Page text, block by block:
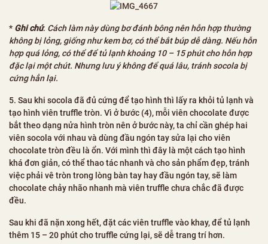
* Ghi chú: Cách làm này dùng bơ đánh bông nên hỗn hợp thường
không bị lỏng, giống như kem bơ, có thể bắt búp dễ dàng. Nếu hỗn
hợp quá lỏng, có thể để tủ lạnh khoảng 10 – 15 phút cho hỗn hợp
đặc lại một chút. Nhưng lưu ý không để quá lâu, tránh socola bị
cứng hẳn lại.
5. Sau khi socola đã đủ cứng để tạo hình thì lấy ra khỏi tủ lạnh và
tạo hình viên truffle tròn. Vì ở bước (4), mỗi viên chocolate được
bắt theo dạng nửa hình tròn nên ở bước này, ta chỉ cần ghép hai
viên socola với nhau và dùng đầu ngón tay sửa lại cho viên
chocolate tròn đều là ổn. Với mình thì đây là một cách tạo hình
khá đơn giản, có thể thao tác nhanh và cho sản phẩm đẹp, tránh
việc phải vê tròn trong lòng bàn tay hay đầu ngón tay, sẽ làm
chocolate chảy nhão nhanh mà viên truffle chưa chắc đã được
đều.
Sau khi đã nặn xong hết, đặt các viên truffle vào khay, để tủ lạnh
thêm 15 – 20 phút cho truffle cứng lại, sẽ dễ trang trí hơn.